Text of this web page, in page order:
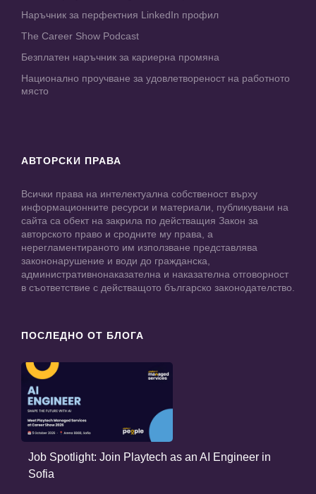
Наръчник за перфектния LinkedIn профил
The Career Show Podcast
Безплатен наръчник за кариерна промяна
Национално проучване за удовлетвореност на работното
място
АВТОРСКИ ПРАВА
Всички права на интелектуална собственост върху
информационните ресурси и материали, публикувани на
сайта са обект на закрила по действащия Закон за
авторското право и сродните му права, а
нерегламентираното им използване представлява
закононарушение и води до гражданска,
административнонаказателна и наказателна отговорност
в съответствие с действащото българско законодателство.
ПОСЛЕДНО ОТ БЛОГА
Job Spotlight: Join Playtech as an AI Engineer in
Sofia